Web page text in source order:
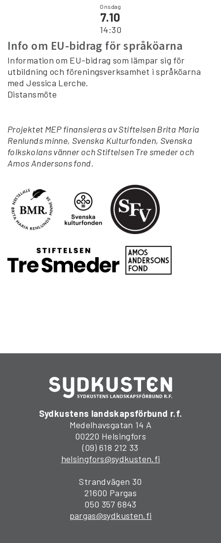
Onsdag
7.10
14:30
Info om EU-bidrag för språköarna
Information om EU-bidrag som lämpar sig för
utbildning och föreningsverksamhet i språköarna
med Jessica Lerche.
Distansmöte
Projektet MEP finansieras av Stiftelsen Brita Maria
Renlunds minne, Svenska Kulturfonden, Svenska
folkskolans vänner och Stiftelsen Tre smeder och
Amos Andersons fond.
Sydkustens landskapsförbund r.f.
Medelhavsgatan 14 A
00220 Helsingfors
(09) 618 212 33
helsingfors@sydkusten.fi
Strandvägen 30
21600 Pargas
050 357 6843
pargas@sydkusten.fi